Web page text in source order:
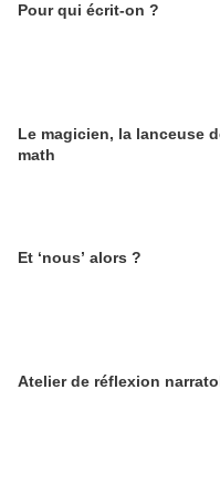
Pour qui écrit-on ?
Le magicien, la lanceuse
math
Et ‘nous’ alors ?
Atelier de réflexion